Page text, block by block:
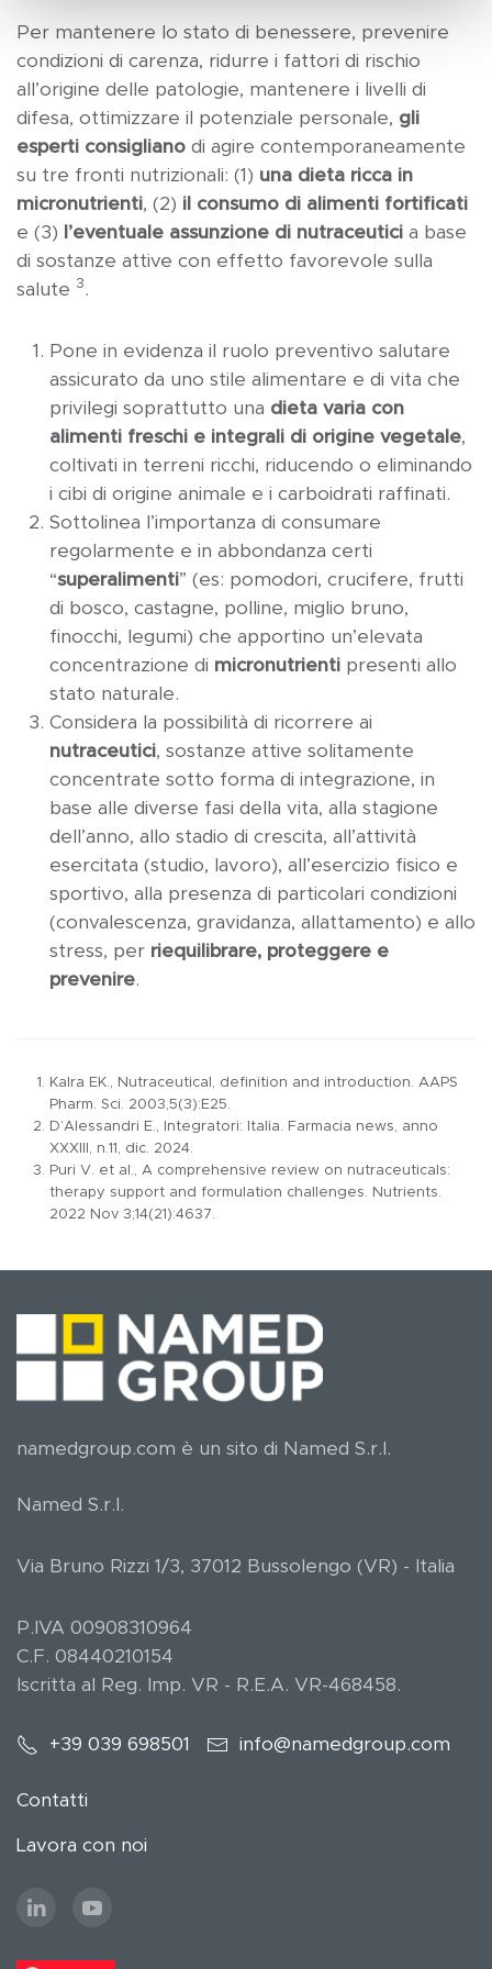
Per mantenere lo stato di benessere, prevenire
condizioni di carenza, ridurre i fattori di rischio
all’origine delle patologie, mantenere i livelli di
difesa, ottimizzare il potenziale personale, gli
esperti consigliano di agire contemporaneamente
su tre fronti nutrizionali: (1) una dieta ricca in
micronutrienti, (2) il consumo di alimenti fortificati
e (3) l’eventuale assunzione di nutraceutici a base
di sostanze attive con effetto favorevole sulla
salute 3 .
Pone in evidenza il ruolo preventivo salutare
assicurato da uno stile alimentare e di vita che
privilegi soprattutto una dieta varia con
alimenti freschi e integrali di origine vegetale,
coltivati in terreni ricchi, riducendo o eliminando
i cibi di origine animale e i carboidrati raffinati.
Sottolinea l’importanza di consumare
regolarmente e in abbondanza certi
“superalimenti” (es: pomodori, crucifere, frutti
di bosco, castagne, polline, miglio bruno,
finocchi, legumi) che apportino un’elevata
concentrazione di micronutrienti presenti allo
stato naturale.
Considera la possibilità di ricorrere ai
nutraceutici, sostanze attive solitamente
concentrate sotto forma di integrazione, in
base alle diverse fasi della vita, alla stagione
dell’anno, allo stadio di crescita, all’attività
esercitata (studio, lavoro), all’esercizio fisico e
sportivo, alla presenza di particolari condizioni
(convalescenza, gravidanza, allattamento) e allo
stress, per riequilibrare, proteggere e
prevenire.
Kalra EK., Nutraceutical, definition and introduction. AAPS
Pharm. Sci. 2003,5(3):E25.
D’Alessandri E., Integratori: Italia. Farmacia news, anno
XXXIII, n.11, dic. 2024.
Puri V. et al., A comprehensive review on nutraceuticals:
therapy support and formulation challenges. Nutrients.
2022 Nov 3;14(21):4637.
namedgroup.com è un sito di Named S.r.l.
Named S.r.l.
Via Bruno Rizzi 1/3, 37012 Bussolengo (VR) - Italia
P.IVA 00908310964
C.F. 08440210154
Iscritta al Reg. Imp. VR - R.E.A. VR-468458.
+39 039 698501 info@namedgroup.com
Contatti
Lavora con noi